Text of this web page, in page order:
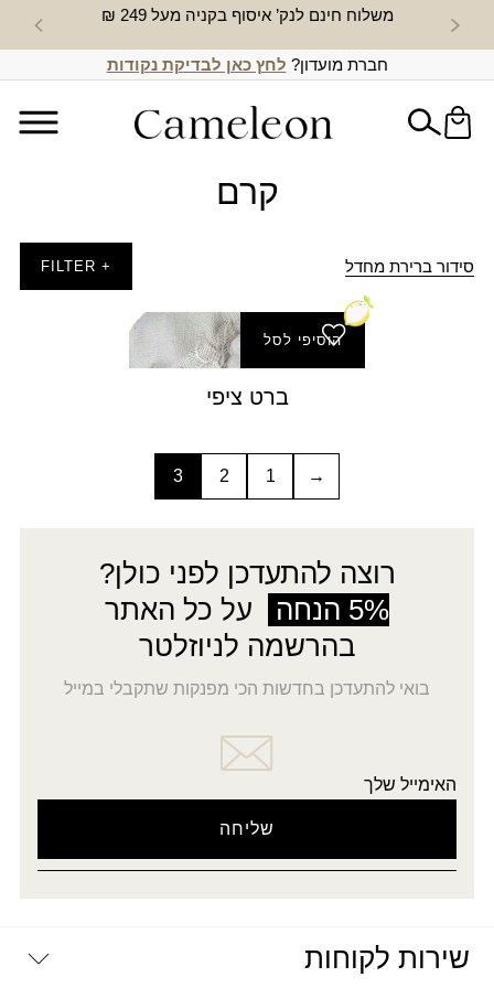
משלוח חינם לנק’ איסוף בקניה מעל 249 ₪ חדש
חברת מועדון? לחץ כאן לבדיקת נקודות
קרם
סידור ברירת מחדל + FILTER
הוסיפי לסל
ברט ציפי
→
1
2
3
רוצה להתעדכן לפני כולן?
5% הנחה
על כל האתר
בהרשמה לניוזלטר
בואי להתעדכן בחדשות הכי מפנקות שתקבלי במייל
האימייל שלך
שירות לקוחות